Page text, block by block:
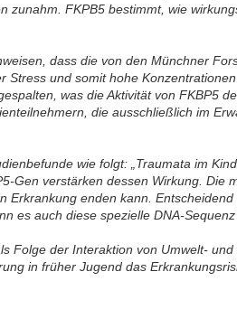
FKPB5 bestimmt, wie
dass die von den Münchner
und somit hohe
was die Aktivität von FKBP5
die ausschließlich im
wie folgt: „Traumata im
Gen verstärken dessen Wirkung. Die
enden kann.
es auch diese spezielle DNA-Sequenz
Folge der Interaktion von Umwelt-
in früher Jugend das